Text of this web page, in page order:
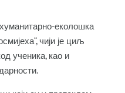
еколошка
чији је циљ
ученика, као и